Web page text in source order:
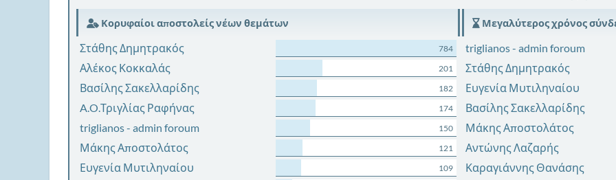
Κορυφαίοι αποστολείς νέων θεμάτων
Στάθης Δημητρακός 784
Αλέκος Κοκκαλάς 201
Βασίλης Σακελλαρίδης 182
A.O.Τριγλίας Ραφήνας 174
triglianos - admin foroum 150
Μάκης Αποστολάτος 121
Ευγενία Μυτιληναίου 109
Μεγαλύτερος χρόνος
triglianos - admin foroum
Στάθης Δημητρακός
Ευγενία Μυτιληναίου
Βασίλης Σακελλαρίδης
Μάκης Αποστολάτος
Αντώνης Λαζαρής
Καραγιάννης Θανάσης